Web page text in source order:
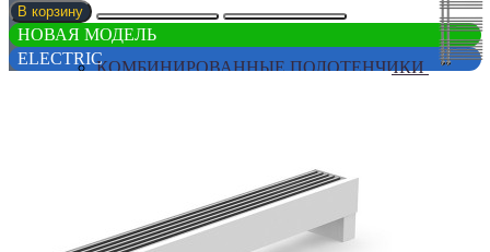
КОМБИНИРОВАННЫЕ ПОЛОТЕНЧИКИ
В корзину
НОВАЯ МОДЕЛЬ
ELECTRIC